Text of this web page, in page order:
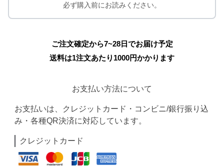
必ず購入前にお読みください。
ご注文確定から7~28日でお届け予定
送料は1注文あたり 1000円かかります
お支払い方法について
お支払いは、クレジットカード・コンビニ/銀行振り込
み・各種QR決済に対応しています。
クレジットカード